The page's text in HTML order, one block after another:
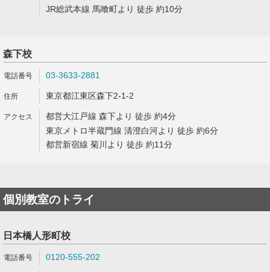
JR総武本線 馬喰町より 徒歩 約10分
森下校
03-3633-2881
東京都江東区森下2-1-2
都営大江戸線 森下より 徒歩 約4分
東京メトロ半蔵門線 清澄白河より 徒歩 約6分
都営新宿線 菊川より 徒歩 約11分
個別教室のトライ
日本橋人形町校
0120-555-202